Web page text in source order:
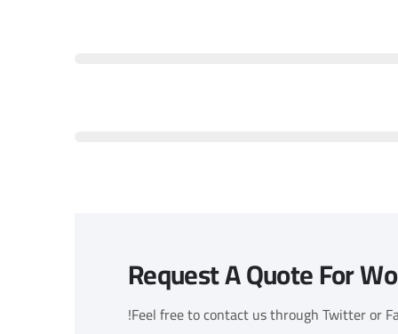
Request A Quote For
Feel free to contact us through Twitter or